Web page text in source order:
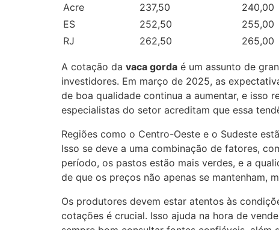
Acre
237,50
240,00
ES
252,50
255,00
RJ
262,50 265,00
A cotação da vaca gorda é um assunto de
investidores. Em março de 2025, as
de boa qualidade continua a aumentar, e isso
especialistas do setor acreditam que essa
Regiões como o Centro-Oeste e o Sudeste
Isso se deve a uma combinação de fatores,
período, os pastos estão mais verdes, e a
de que os preços não apenas se mantenham,
Os produtores devem estar atentos às
cotações é crucial. Isso ajuda na hora de